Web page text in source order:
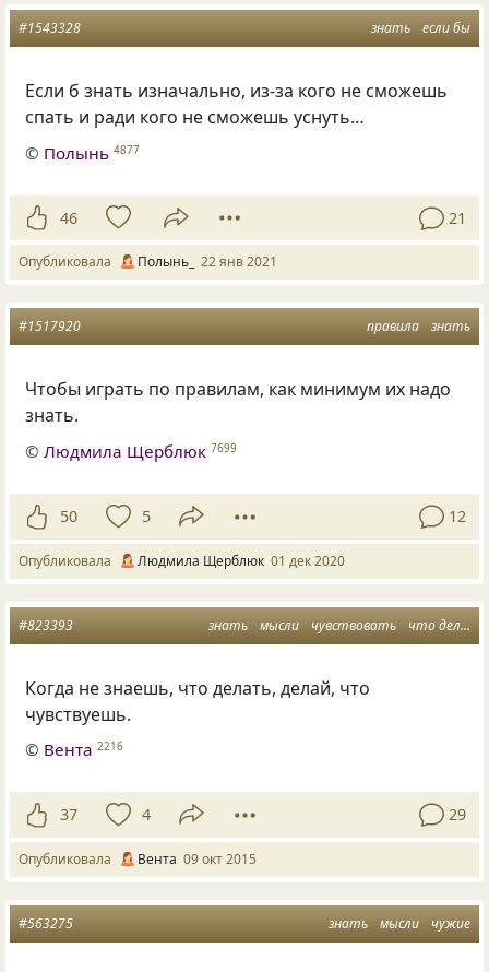
знать если бы
#1543328
Если б знать изначально, из-за кого не сможешь
спать и ради кого не сможешь уснуть…
© Полынь 4877
46 21
Опубликовала Полынь_ 22 янв 2021
правила знать
#1517920
Чтобы играть по правилам, как минимум их надо
знать.
©Людмила Щерблюк 7699
50 5 12
Опубликовала Людмила Щерблюк 01 дек 2020
знать мысли чувствовать что делать
#823393
Когда не знаешь, что делать, делай, что
чувствуешь.
© Вента 2216
37 4 29
Опубликовала Вента 09 окт 2015
знать мысли чужие
#563275